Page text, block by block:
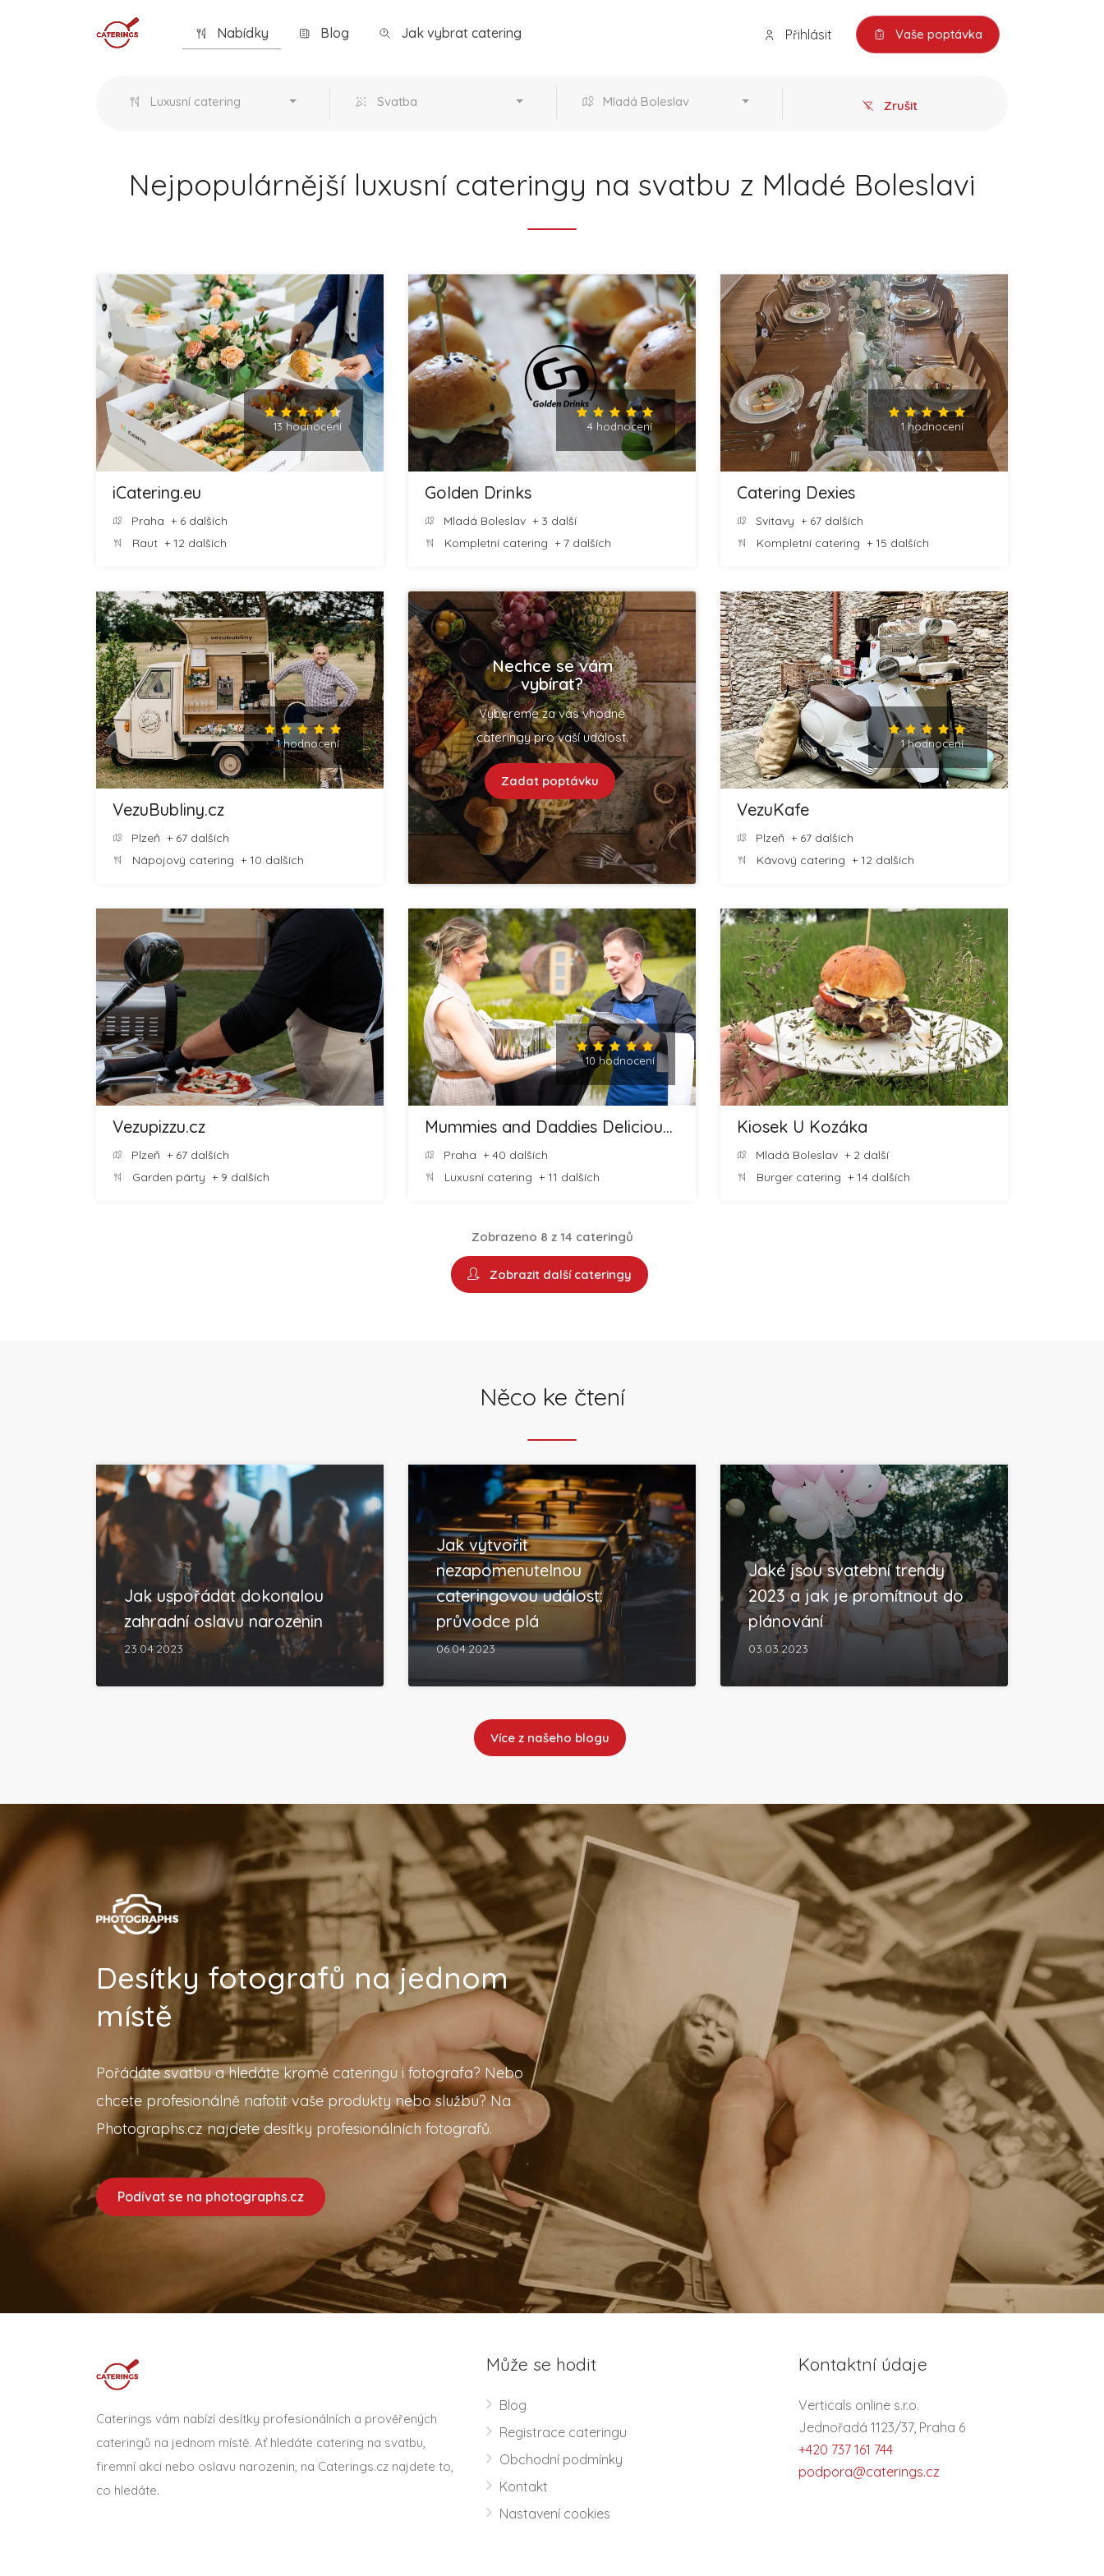
Nabídky Blog Jak vybrat catering Přihlásit Vaše poptávka
Luxusní catering Svatba Mladá Boleslav Zrušit
Nejpopulárnější luxusní cateringy na svatbu z Mladé Boleslavi
13 hodnocení
iCatering.eu
Praha + 6 dalších
Raut + 12 dalších
4 hodnocení
Golden Drinks
Mladá Boleslav + 3 další
Kompletní catering + 7 dalších
1 hodnocení
Catering Dexies
Svitavy + 67 dalších
Kompletní catering + 15 dalších
1 hodnocení
VezuBubliny.cz
Plzeň + 67 dalších
Nápojový catering + 10 dalších
Nechce se vám
vybírat?
Vybereme za vás vhodné
cateringy pro vaší událost.
Zadat poptávku
1 hodnocení
VezuKafe
Plzeň + 67 dalších
Kávový catering + 12 dalších
Vezupizzu.cz
Plzeň + 67 dalších
Garden párty + 9 dalších
10 hodnocení
Mummies and Daddies Delicious Food and Cheesecakes
Praha + 40 dalších
Luxusní catering + 11 dalších
Kiosek U Kozáka
Mladá Boleslav + 2 další
Burger catering + 14 dalších
Zobrazeno 8 z 14 cateringů
Zobrazit další cateringy
Něco ke čtení
Jak uspořádat dokonalou
zahradní oslavu narozenin
23.04.2023
Jak vytvořit
nezapomenutelnou
cateringovou událost:
průvodce plá
06.04.2023
Jaké jsou svatební trendy
2023 a jak je promítnout do
plánování
03.03.2023
Více z našeho blogu
Desítky fotografů na jednom
místě
Pořádáte svatbu a hledáte kromě cateringu i fotografa? Nebo
chcete profesionálně nafotit vaše produkty nebo službu? Na
Photographs.cz najdete desítky profesionálních fotografů.
Podívat se na photographs.cz
Caterings vám nabízí desítky profesionálních a prověřených
cateringů na jednom místě. Ať hledáte catering na svatbu,
firemní akci nebo oslavu narozenin, na Caterings.cz najdete to,
co hledáte.
Může se hodit
Blog
Registrace cateringu
Obchodní podmínky
Kontakt
Nastavení cookies
Kontaktní údaje
Verticals online s.r.o.
Jednořadá 1123/37, Praha 6
+420 737 161 744
podpora@caterings.cz